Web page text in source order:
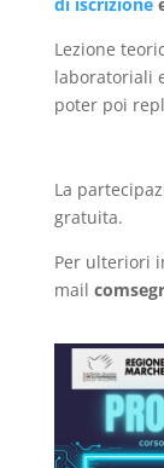
Lezione
laboratoriali
poter poi
La
gratuita.
Per ulteriori
mail